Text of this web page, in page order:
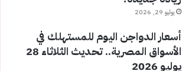
يوليو 29, 2026
أسعار الدواجن اليوم للمستهلك في
الأسواق المصرية.. تحديث الثلاثاء 28
يوليو 2026